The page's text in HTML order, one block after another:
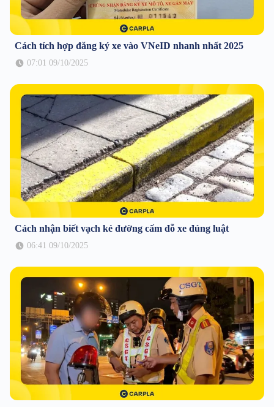
Cách tích hợp đăng ký xe vào VNeID nhanh nhất 2025
07:01 09/10/2025
Cách nhận biết vạch kẻ đường cấm đỗ xe đúng luật
06:41 09/10/2025